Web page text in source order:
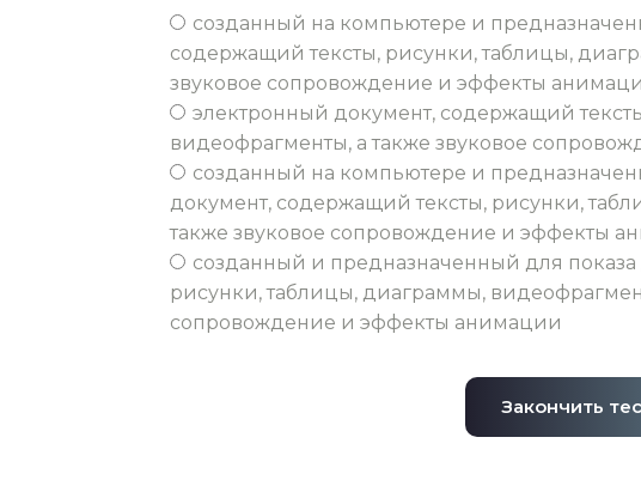
созданный на компьютере и
содержащий тексты, рисунки, таблицы,
звуковое сопровождение и эффекты
электронный документ, содержащий
видеофрагменты, а также звуковое
созданный на компьютере и
документ, содержащий тексты, рисунки,
также звуковое сопровождение и эффекты
созданный и предназначенный для
рисунки, таблицы, диаграммы,
сопровождение и эффекты анимации
Закончить